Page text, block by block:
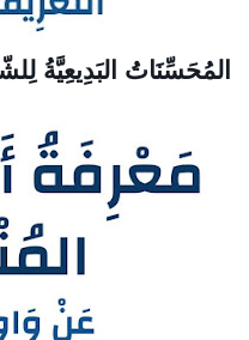
المُحَسِّنَاتُ البَدِيعِيَّةُ